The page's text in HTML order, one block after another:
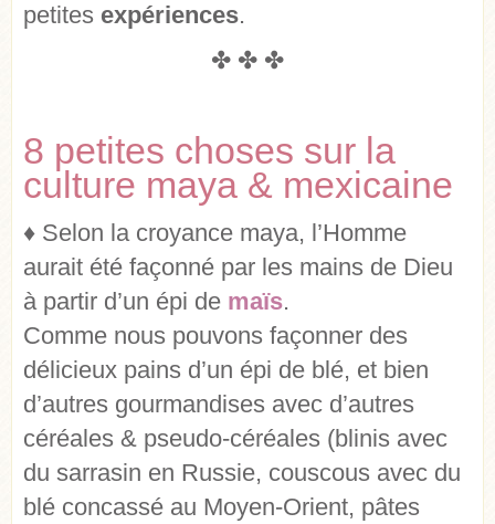
petites expériences.
✤ ✤ ✤
8 petites choses sur la
culture maya & mexicaine
♦ Selon la croyance maya, l’Homme
aurait été façonné par les mains de Dieu
à partir d’un épi de maïs.
Comme nous pouvons façonner des
délicieux pains d’un épi de blé, et bien
d’autres gourmandises avec d’autres
céréales & pseudo-céréales (blinis avec
du sarrasin en Russie, couscous avec du
blé concassé au Moyen-Orient, pâtes